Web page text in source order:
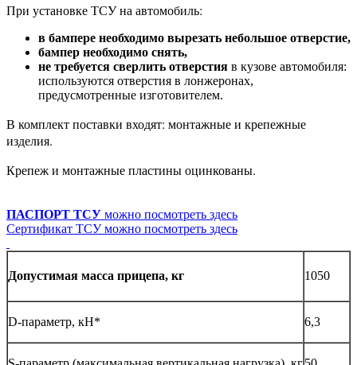
При установке ТСУ на автомобиль:
в бампере необходимо вырезать небольшое отверстие,
бампер необходимо снять,
не требуется сверлить отверстия в кузове автомобиля:
используются отверстия в лонжеронах,
предусмотренные изготовителем.
В комплект поставки входят: монтажные и крепежные
изделия.
Крепеж и монтажные пластины оцинкованы.
ПАСПОРТ ТСУ можно посмотреть здесь
Сертификат ТСУ можно посмотреть здесь
Допустимая масса прицепа, кг 1050
D-параметр, кН* 6,3